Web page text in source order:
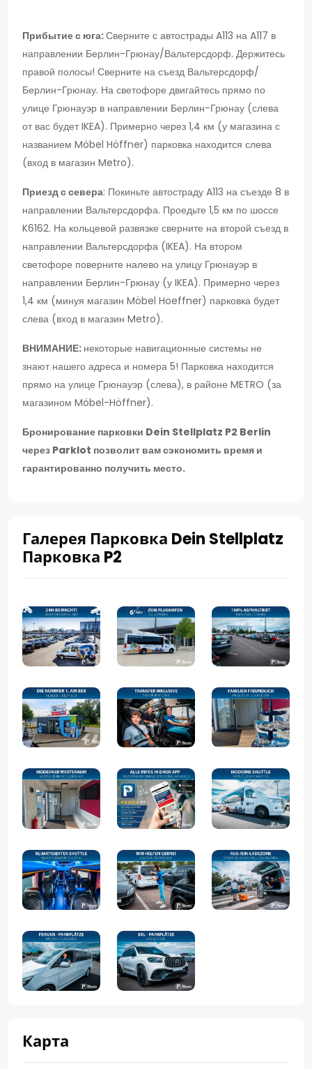
Прибытие с юга:Сверните с автострады A113 на A117 в
направлении Берлин-Грюнау/Вальтерсдорф. Держитесь
правой полосы! Сверните на съезд Вальтерсдорф/
Берлин-Грюнау. На светофоре двигайтесь прямо по
улице Грюнауэр в направлении Берлин-Грюнау (слева
от вас будет IKEA). Примерно через 1,4 км (у магазина с
названием Möbel Höffner) парковка находится слева
(вход в магазин Metro).
Приезд с севера: Покиньте автостраду A113 на съезде 8 в
направлении Вальтерсдорфа. Проедьте 1,5 км по шоссе
K6162. На кольцевой развязке сверните на второй съезд в
направлении Вальтерсдорфа (IKEA). На втором
светофоре поверните налево на улицу Грюнауэр в
направлении Берлин-Грюнау (у IKEA). Примерно через
1,4 км (минуя магазин Möbel Hoeffner) парковка будет
слева (вход в магазин Metro).
ВНИМАНИЕ: некоторые навигационные системы не
знают нашего адреса и номера 5! Парковка находится
прямо на улице Грюнауэр (слева), в районе METRO (за
магазином Möbel-Höffner).
Бронирование парковки Dein Stellplatz P2 Berlin
через Parklot позволит вам сэкономить время и
гарантированно получить место.
Галерея Парковка Dein Stellplatz
Парковка P2
Карта